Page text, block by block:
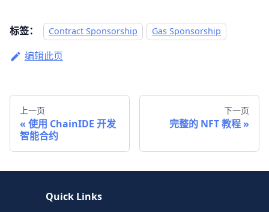
标签： Contract Sponsorship Gas Sponsorship
编辑此页
上一页
使用 ChainIDE 开发
智能合约
下一页
完整的 NFT 教程
Quick Links